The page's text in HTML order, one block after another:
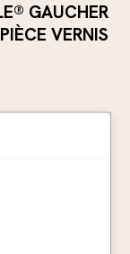
GAUCHER
VERNIS